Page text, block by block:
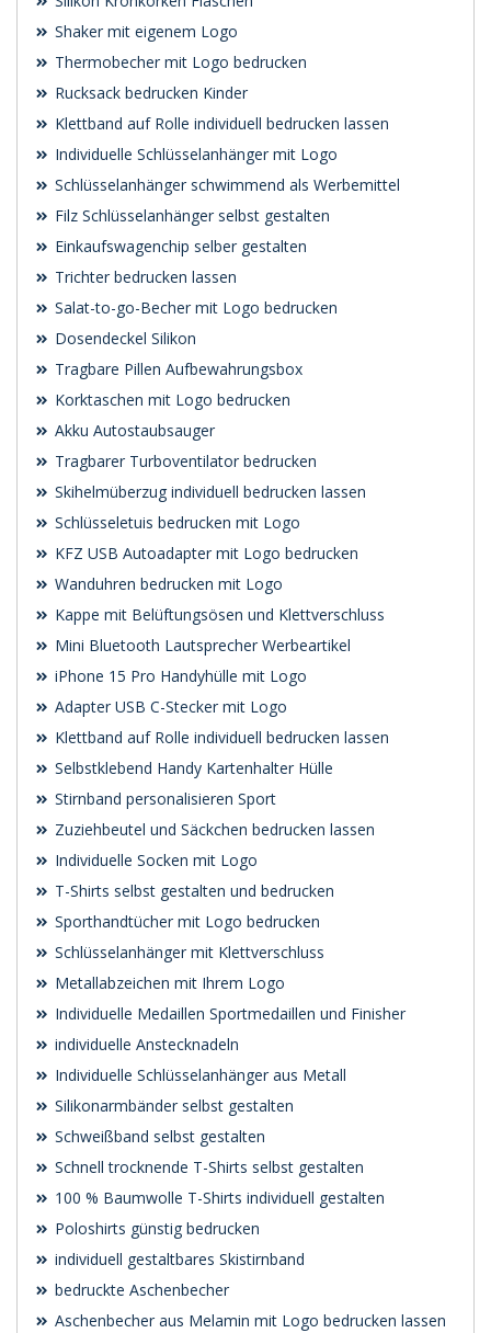
Shaker mit eigenem Logo
Thermobecher mit Logo bedrucken
Rucksack bedrucken Kinder
Klettband auf Rolle individuell bedrucken lassen
Individuelle Schlüsselanhänger mit Logo
Schlüsselanhänger schwimmend als Werbemittel
Filz Schlüsselanhänger selbst gestalten
Einkaufswagenchip selber gestalten
Trichter bedrucken lassen
Salat-to-go-Becher mit Logo bedrucken
Dosendeckel Silikon
Tragbare Pillen Aufbewahrungsbox
Korktaschen mit Logo bedrucken
Akku Autostaubsauger
Tragbarer Turboventilator bedrucken
Skihelmüberzug individuell bedrucken lassen
Schlüsseletuis bedrucken mit Logo
KFZ USB Autoadapter mit Logo bedrucken
Wanduhren bedrucken mit Logo
Kappe mit Belüftungsösen und Klettverschluss
Mini Bluetooth Lautsprecher Werbeartikel
iPhone 15 Pro Handyhülle mit Logo
Adapter USB C-Stecker mit Logo
Klettband auf Rolle individuell bedrucken lassen
Selbstklebend Handy Kartenhalter Hülle
Stirnband personalisieren Sport
Zuziehbeutel und Säckchen bedrucken lassen
Individuelle Socken mit Logo
T-Shirts selbst gestalten und bedrucken
Sporthandtücher mit Logo bedrucken
Schlüsselanhänger mit Klettverschluss
Metallabzeichen mit Ihrem Logo
Individuelle Medaillen Sportmedaillen und Finisher
individuelle Anstecknadeln
Individuelle Schlüsselanhänger aus Metall
Silikonarmbänder selbst gestalten
Schweißband selbst gestalten
Schnell trocknende T-Shirts selbst gestalten
100 % Baumwolle T-Shirts individuell gestalten
Poloshirts günstig bedrucken
individuell gestaltbares Skistirnband
bedruckte Aschenbecher
Aschenbecher aus Melamin mit Logo bedrucken lassen